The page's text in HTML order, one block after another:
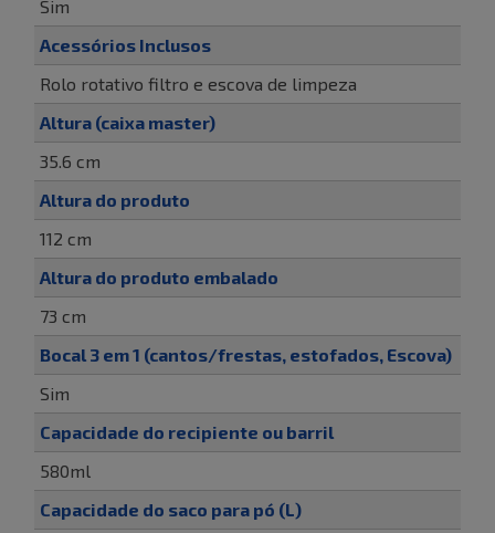
Sim
Acessórios Inclusos
Rolo rotativo filtro e escova de limpeza
Altura (caixa master)
35.6 cm
Altura do produto
112 cm
Altura do produto embalado
73 cm
Bocal 3 em 1 (cantos/frestas, estofados, Escova)
Sim
Capacidade do recipiente ou barril
580ml
Capacidade do saco para pó (L)